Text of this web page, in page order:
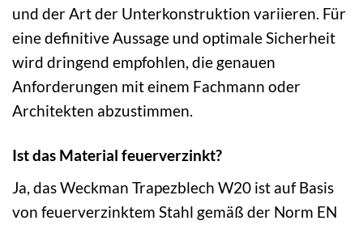
und der Art der Unterkonstruktion variieren. Für
eine definitive Aussage und optimale Sicherheit
wird dringend empfohlen, die genauen
Anforderungen mit einem Fachmann oder
Architekten abzustimmen.
Ist das Material feuerverzinkt?
Ja, das Weckman Trapezblech W20 ist auf Basis
von feuerverzinktem Stahl gemäß der Norm EN